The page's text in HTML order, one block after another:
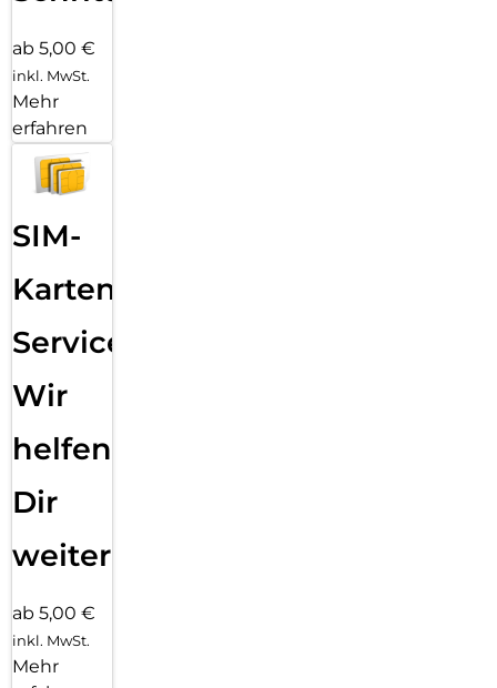
ab 5,00 €
inkl. MwSt.
Mehr
erfahren
SIM-
Karten
Service:
Wir
helfen
Dir
weiter
ab 5,00 €
inkl. MwSt.
Mehr